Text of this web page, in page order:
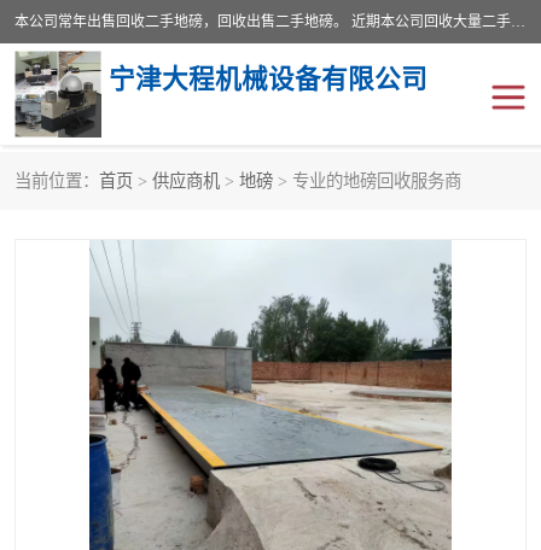
本公司常年出售回收二手地磅，回收出售二手地磅。 近期本公司回收大量二手地磅，型号齐全，宽度从2米到3.5米，长度5米到25米，承重吨位从10到200吨，成色7—9成新。 ? 使用年限6个月至2年，产品来源于个人闲置品，工矿企业停用品，因小换大而来。 精准度和新的一样， 二手地磅是内行人的选择，打个电话就省钱朋友您好等什么
宁津大程机械设备有限公司
当前位置： 首页 > 供应商机 > 地磅 > 专业的地磅回收服务商
地磅传感器
食品烘干机
装载机电子秤 输送机
半自动输送机 全自动输送机
食品螺旋塔